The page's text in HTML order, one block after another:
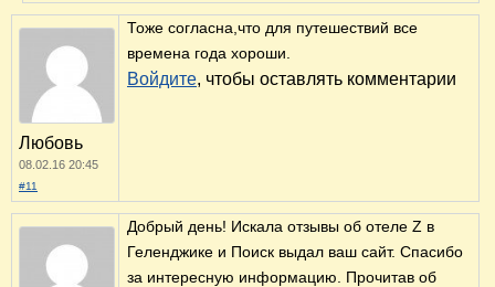
Любовь
08.02.16 20:45
#11
Тоже согласна,что для путешествий все
времена года хороши.
Войдите, чтобы оставлять комментарии
Добрый день! Искала отзывы об отеле Z в
Геленджике и Поиск выдал ваш сайт. Спасибо
за интересную информацию. Прочитав об